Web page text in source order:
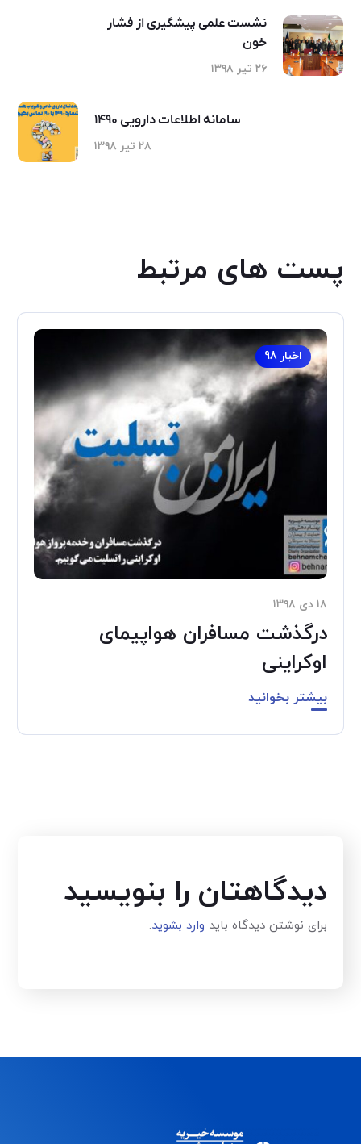
نشست علمی پیشگیری از فشار
خون
۲۶ تیر ۱۳۹۸
سامانه اطلاعات دارویی ۱۴۹۰
۲۸ تیر ۱۳۹۸
پست های مرتبط
اخبار 98
۱۸ دی ۱۳۹۸
درگذشت مسافران هواپیمای
اوکراینی
بیشتر بخوانید
دیدگاهتان را بنویسید
برای نوشتن دیدگاه باید وارد بشوید.